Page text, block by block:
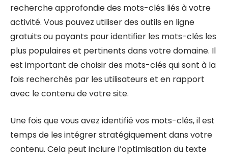
recherche approfondie des mots-clés liés à votre
activité. Vous pouvez utiliser des outils en ligne
gratuits ou payants pour identifier les mots-clés les
plus populaires et pertinents dans votre domaine. Il
est important de choisir des mots-clés qui sont à la
fois recherchés par les utilisateurs et en rapport
avec le contenu de votre site.
Une fois que vous avez identifié vos mots-clés, il est
temps de les intégrer stratégiquement dans votre
contenu. Cela peut inclure l’optimisation du texte